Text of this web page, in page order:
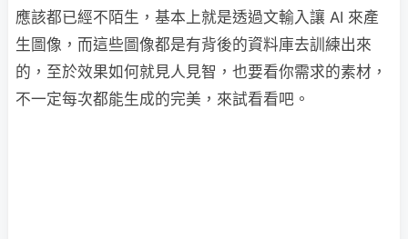
應該都已經不陌生，基本上就是透過文輸入讓 AI 來產
生圖像，而這些圖像都是有背後的資料庫去訓練出來
的，至於效果如何就見人見智，也要看你需求的素材，
不一定每次都能生成的完美，來試看看吧。